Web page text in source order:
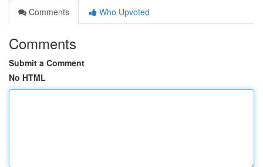
Comments
Who Upvoted
Comments
Submit a Comment
No HTML